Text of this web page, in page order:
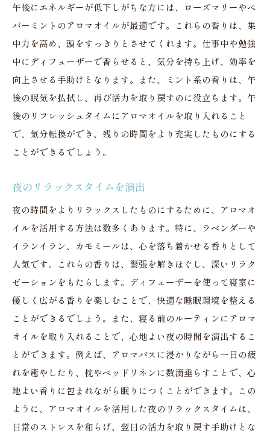
午後にエネルギーが低下しがちな方には、ローズマリーやペ
パーミントのアロマオイルが最適です。これらの香りは、集
中力を高め、頭をすっきりとさせてくれます。仕事中や勉強
中にディフューザーで香らせると、気分を持ち上げ、効率を
向上させる手助けとなります。また、ミント系の香りは、午
後の眠気を払拭し、再び活力を取り戻すのに役立ちます。午
後のリフレッシュタイムにアロマオイルを取り入れること
で、気分転換ができ、残りの時間をより充実したものにする
ことができるでしょう。
夜のリラックスタイムを演出
夜の時間をよりリラックスしたものにするために、アロマオ
イルを活用する方法は数多くあります。特に、ラベンダーや
イランイラン、カモミールは、心を落ち着かせる香りとして
人気です。これらの香りは、緊張を解きほぐし、深いリラク
ゼーションをもたらします。ディフューザーを使って寝室に
優しく広がる香りを楽しむことで、快適な睡眠環境を整える
ことができるでしょう。また、寝る前のルーティンにアロマ
オイルを取り入れることで、心地よい夜の時間を演出するこ
とができます。例えば、アロマバスに浸かりながら一日の疲
れを癒やしたり、枕やベッドリネンに数滴垂らすことで、心
地よい香りに包まれながら眠りにつくことができます。この
ように、アロマオイルを活用した夜のリラックスタイムは、
日常のストレスを和らげ、翌日の活力を取り戻す手助けとな